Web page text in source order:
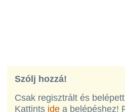
Szólj hozzá!
Csak regisztrált és
Kattints ide a belépéshez!